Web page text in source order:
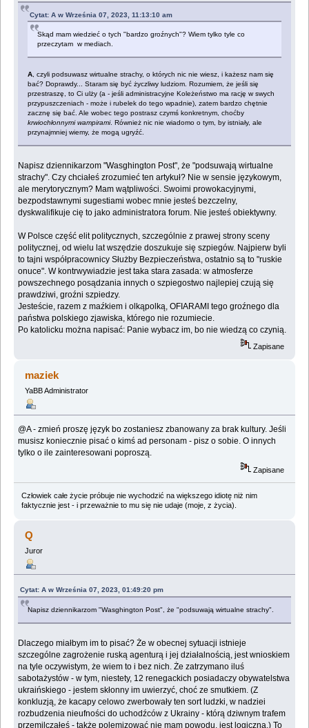
Cytat: A w Września 07, 2023, 11:13:10 am
Skąd mam wiedzieć o tych "bardzo groźnych"? Wiem tylko tyle co
przeczytam w mediach.
A , czyli podsuwasz wirtualne strachy, o których nic nie wiesz, i każesz nam się
bać? Doprawdy... Staram się być życzliwy ludziom. Rozumiem, że jeśli się
przestraszę, to Ci ulży (a - jeśli administracyjne Koleżeństwo ma rację w swych
przypuszczeniach - może i rubelek do tego wpadnie), zatem bardzo chętnie
zacznę się bać. Ale wobec tego postrasz czymś konkretnym, choćby
krwiochłonnymi wampirami. Również nic nie wiadomo o tym, by istniały, ale
przynajmniej wiemy, że mogą ugryźć.
Napisz dziennikarzom "Wasghington Post", że "podsuwają wirtualne
strachy". Czy chciałeś zrozumieć ten artykuł? Nie w sensie językowym,
ale merytorycznym? Mam wątpliwości. Swoimi prowokacyjnymi,
bezpodstawnymi sugestiami wobec mnie jesteś bezczelny,
dyskwalifikuje cię to jako administratora forum. Nie jesteś obiektywny.
W Polsce część elit politycznych, szczególnie z prawej strony sceny
politycznej, od wielu lat wszędzie doszukuje się szpiegów. Najpierw byli
to tajni współpracownicy Służby Bezpieczeństwa, ostatnio są to "ruskie
onuce". W kontrwywiadzie jest taka stara zasada: w atmosferze
powszechnego posądzania innych o szpiegostwo najlepiej czują się
prawdziwi, groźni szpiedzy.
Jesteście, razem z maźkiem i olkąpolką, OFIARAMI tego groźnego dla
państwa polskiego zjawiska, którego nie rozumiecie.
Po katolicku można napisać: Panie wybacz im, bo nie wiedzą co czynią.
Zapisane
maziek
YaBB Administrator
@A - zmień proszę język bo zostaniesz zbanowany za brak kultury. Jeśli
musisz koniecznie pisać o kimś ad personam - pisz o sobie. O innych
tylko o ile zainteresowani poproszą.
Zapisane
Człowiek całe życie próbuje nie wychodzić na większego idiotę niż nim
faktycznie jest - i przeważnie to mu się nie udaje (moje, z życia).
Q
Juror
Cytat: A w Września 07, 2023, 01:49:20 pm
Napisz dziennikarzom "Wasghington Post", że "podsuwają wirtualne strachy".
Dlaczego miałbym im to pisać? Że w obecnej sytuacji istnieje
szczególne zagrożenie ruską agenturą i jej działalnością, jest wnioskiem
na tyle oczywistym, że wiem to i bez nich. Że zatrzymano iluś
sabotażystów - w tym, niestety, 12 renegackich posiadaczy obywatelstwa
ukraińskiego - jestem skłonny im uwierzyć, choć ze smutkiem. (Z
konkluzją, że kacapy celowo zwerbowały ten sort ludzki, w nadziei
rozbudzenia nieufności do uchodźców z Ukrainy - którą dziwnym trafem
przemilczałeś - także polemizować nie mam powodu, jest logiczna.) To